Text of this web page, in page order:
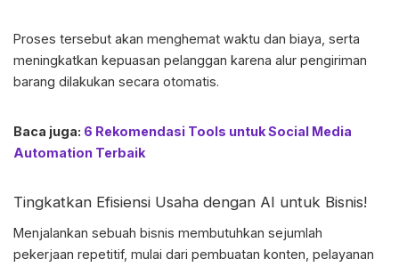
Proses tersebut akan menghemat waktu dan biaya, serta
meningkatkan kepuasan pelanggan karena alur pengiriman
barang dilakukan secara otomatis.
Baca juga: 6 Rekomendasi Tools untuk Social Media
Automation Terbaik
Tingkatkan Efisiensi Usaha dengan AI untuk Bisnis!
Menjalankan sebuah bisnis membutuhkan sejumlah
pekerjaan repetitif, mulai dari pembuatan konten, pelayanan